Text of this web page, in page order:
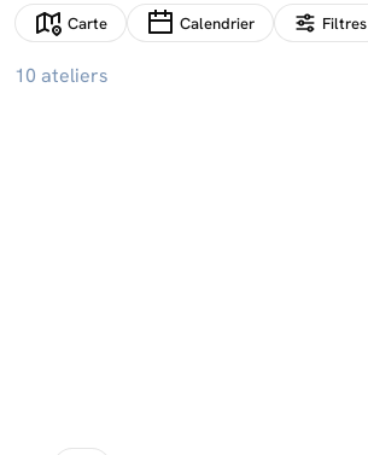
Carte Calendrier Filtres
10 ateliers